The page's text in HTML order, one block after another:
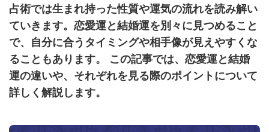
占術では生まれ持った性質や運気の流れを読み解い
ていきます。恋愛運と結婚運を別々に見つめること
で、自分に合うタイミングや相手像が見えやすくな
ることもあります。 この記事では、恋愛運と結婚
運の違いや、それぞれを見る際のポイントについて
詳しく解説します。